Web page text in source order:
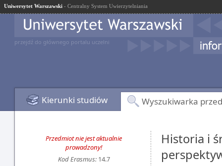
Uniwersytet Warszawski - Centralny System Uwierzytelniania
przejdź do głównego portalu uczelni
Kierunki studiów Wyszukiwarka
Przedmiot nie jest aktualnie
prowadzony!
Kod Erasmus:14.7
Historia i